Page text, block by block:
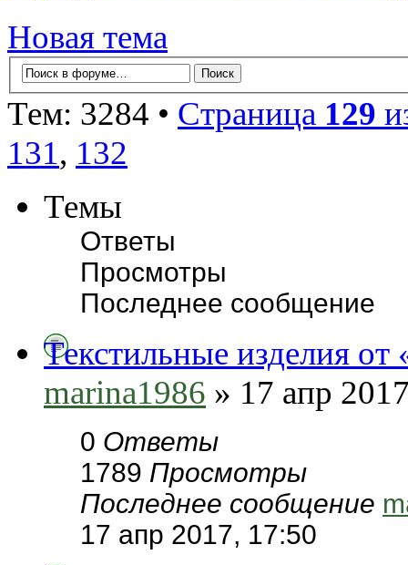
Новая тема
Тем: 3284 • Страница 129
131, 132
Темы
Ответы
Просмотры
Последнее сообщение
Текстильные изделия
marina1986 » 17 апр
0 Ответы
1789 Просмотры
Последнее сообщение
17 апр 2017, 17:50